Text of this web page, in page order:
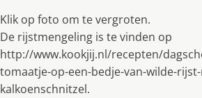
Klik op foto om te vergroten.
De rijstmengeling is te vinden op
http://www.kookjij.nl/recepten/
tomaatje-op-een-bedje-van-wilde-
kalkoenschnitzel.